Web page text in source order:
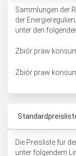
Sammlungen der
der
unter den
Zbiór praw
Zbiór praw
Die Preisliste für
unter folgendem